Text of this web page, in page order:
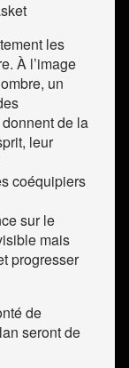
les
À l’image
un
de la
leur
coéquipiers
sur le
mais
progresser
de
seront de